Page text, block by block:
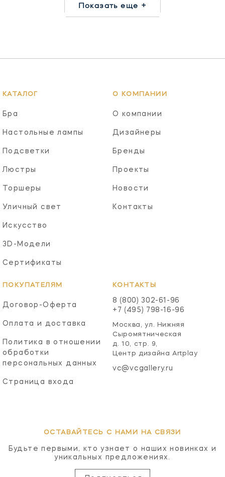
Показать еще +
КАТАЛОГ
Бра
Настольные лампы
Подсветки
Люстры
Торшеры
Уличный свет
Искусство
3D-Модели
Сертификаты
О КОМПАНИИ
О компании
Дизайнеры
Бренды
Проекты
Новости
Контакты
ПОКУПАТЕЛЯМ
Договор-Оферта
Оплата и доставка
Политика в отношении
обработки
персональных данных
Страница входа
КОНТАКТЫ
8 (800) 302-61-96
+7 (495) 798-16-96
Москва, ул. Нижняя
Сыромятническая
д. 10, стр. 9,
Центр дизайна Artplay
vc@vcgallery.ru
ОСТАВАЙТЕСЬ С НАМИ НА СВЯЗИ
Будьте первыми, кто узнает о наших новинках и
уникальных предложениях.